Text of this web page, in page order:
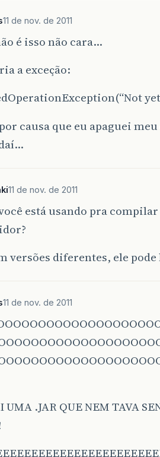
11 de nov. de 2011
é isso não cara…
a exceção:
causa que eu apaguei
11 de nov. de 2011
está usando pra
versões diferentes, ele pode
11 de nov. de 2011
UMA .JAR QUE NEM TAVA